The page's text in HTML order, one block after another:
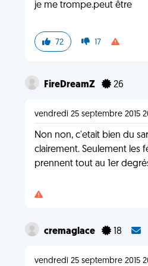
je me trompe.peut être
72 17
FireDreamZ 26
vendredi 25 septembre 2015
Non non, c'etait bien du
clairement. Seulement les
prennent tout au 1er
cremaglace 18
vendredi 25 septembre 2015